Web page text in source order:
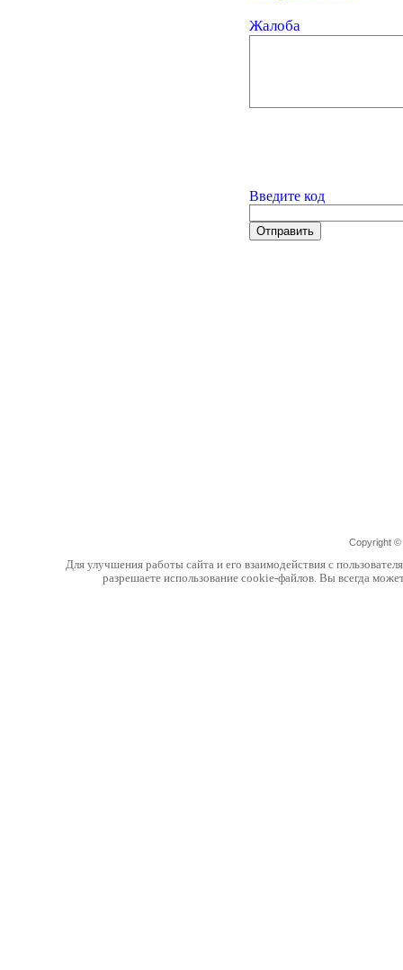
Жалоба
Введите код
Copyright ©
Для улучшения работы сайта и его взаимодействия с
разрешаете использование cookie-файлов. Вы всегда